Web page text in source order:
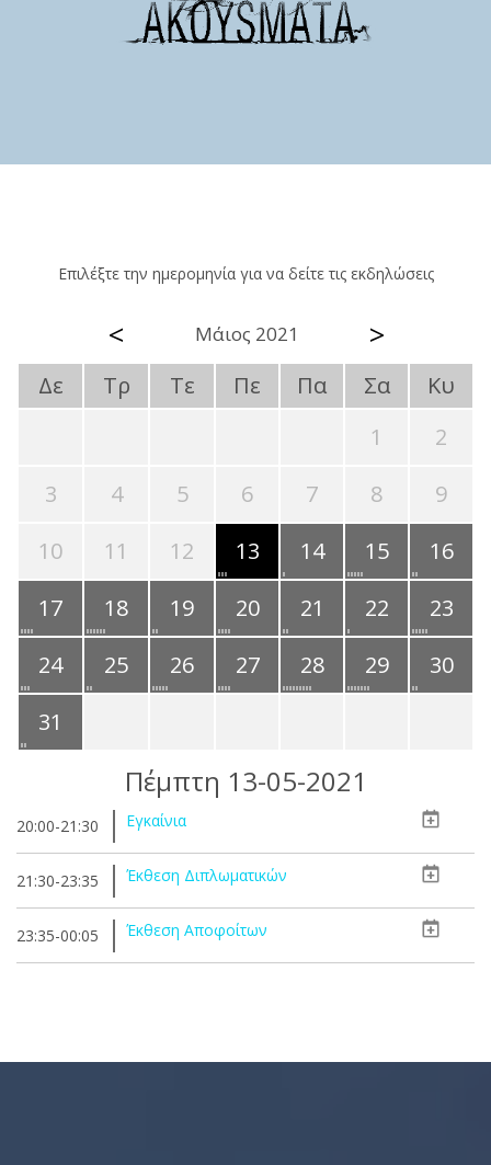
Επιλέξτε την ημερομηνία για να δείτε τις εκδηλώσεις
< Μάιος 2021 >
Δε Τρ Τε Πε Πα Σα
Κυ
1
2
3
4 5 6 7 8
9
10
11 12 13 14 15
16
17
18 19 20 21 22
23
24
25 26 27 28 29
30
31
Πέμπτη 13-05-2021
20:00-21:30 Εγκαίνια
21:30-23:35 Έκθεση Διπλωματικών
23:35-00:05 Έκθεση Αποφοίτων